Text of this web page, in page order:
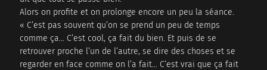
Alors on profite et on prolonge encore un peu la séance.
« C’est pas souvent qu’on se prend un peu de temps
comme ça… C’est cool, ça fait du bien. Et puis de se
retrouver proche l’un de l’autre, se dire des choses et se
regarder en face comme on l’a fait… C’est vrai que ça fait